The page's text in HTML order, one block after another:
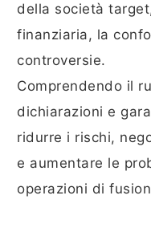
della società
finanziaria, la
controversie.
Comprendendo il
dichiarazioni e
ridurre i rischi,
e aumentare le
operazioni di